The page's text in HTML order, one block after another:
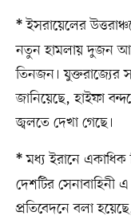
*ইসরায়েলের
নতুন হামলায় দুজন
তিনজন। যুক্তরাজ্যের
জানিয়েছে, হাইফা
জ্বলতে দেখা গেছে।
*মধ্য ইরানে একাধিক
দেশটির
প্রতিবেদনে বলা